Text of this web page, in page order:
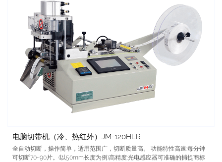
电脑切带机（冷、热红外）JM-120HLR
全自动切断，操作简单，适用范围广，切断质量高。 功能特性高速:每分钟
可切断70~90片。(以50mm长度为例)高精度:光电感应器可准确的捕捉商标